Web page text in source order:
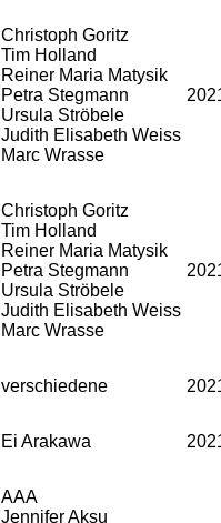
Christoph Goritz
Tim Holland
Reiner Maria Matysik
Petra Stegmann
Ursula Ströbele
Judith Elisabeth Weiss
Marc Wrasse
Christoph Goritz
Tim Holland
Reiner Maria Matysik
Petra Stegmann
Ursula Ströbele
Judith Elisabeth Weiss
Marc Wrasse
verschiedene
Ei Arakawa
AAA
Jennifer Aksu